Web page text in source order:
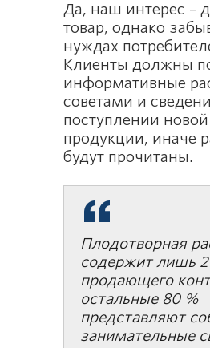
Да, наш интерес –
товар, однако
нуждах
Клиенты должны
информативные
советами и
поступлении новой
продукции, иначе
будут прочитаны.
Плодотворная
содержит лишь
продающего
остальные 80 %
представляют
занимательные